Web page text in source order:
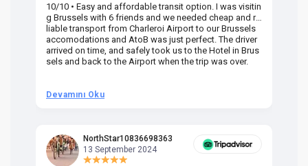
10/10 • Easy and affordable transit option. I was visitin
g Brussels with 6 friends and we needed cheap and re
liable transport from Charleroi Airport to our Brussels
accomodations and AtoB was just perfect. The driver
arrived on time, and safely took us to the Hotel in Brus
sels and back to the Airport when the trip was over.
Devamını Oku
NorthStar10836698363
13 September 2024